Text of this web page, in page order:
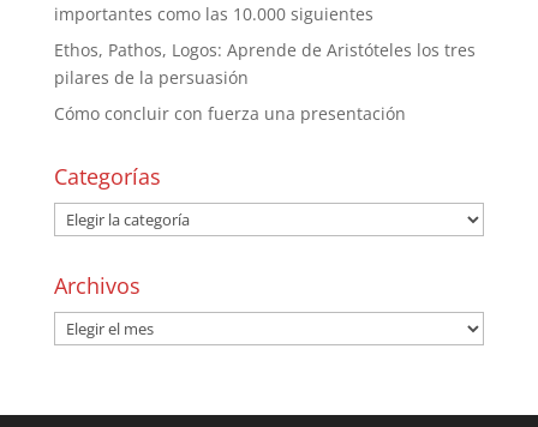
importantes como las 10.000 siguientes
Ethos, Pathos, Logos: Aprende de Aristóteles los tres
pilares de la persuasión
Cómo concluir con fuerza una presentación
Categorías
Archivos